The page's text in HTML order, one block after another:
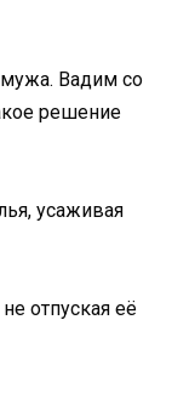
мужа. Вадим со
решение
усаживая
отпуская её